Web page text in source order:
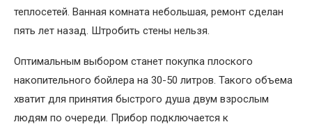
теплосетей. Ванная комната небольшая, ремонт сделан
пять лет назад. Штробить стены нельзя.
Оптимальным выбором станет покупка плоского
накопительного бойлера на 30-50 литров. Такого объема
хватит для принятия быстрого душа двум взрослым
людям по очереди. Прибор подключается к